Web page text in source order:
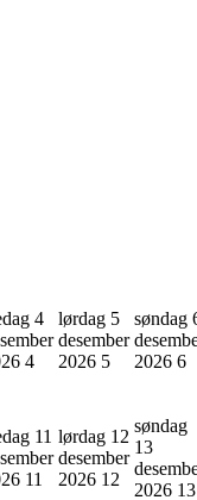
4
4
lørdag 5
desember
2026 5
søndag
2026 6
11
11
lørdag 12
desember
2026 12
søndag
13
2026 13